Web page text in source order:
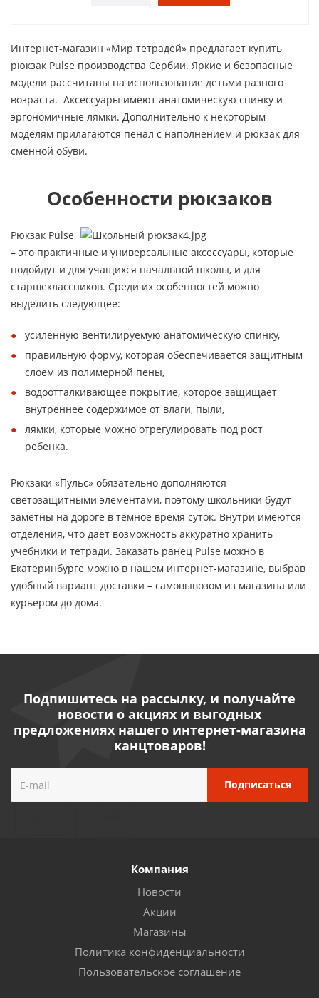
Интернет-магазин «Мир тетрадей» предлагает купить
рюкзак Pulse производства Сербии. Яркие и безопасные
модели рассчитаны на использование детьми разного
возраста. Аксессуары имеют анатомическую спинку и
эргономичные лямки. Дополнительно к некоторым
моделям прилагаются пенал с наполнением и рюкзак для
сменной обуви.
Особенности рюкзаков
Рюкзак Pulse
– это практичные и универсальные аксессуары, которые
подойдут и для учащихся начальной школы, и для
старшеклассников. Среди их особенностей можно
выделить следующее:
усиленную вентилируемую анатомическую спинку,
правильную форму, которая обеспечивается защитным
слоем из полимерной пены,
водоотталкивающее покрытие, которое защищает
внутреннее содержимое от влаги, пыли,
лямки, которые можно отрегулировать под рост
ребенка.
Рюкзаки «Пульс» обязательно дополняются
светозащитными элементами, поэтому школьники будут
заметны на дороге в темное время суток. Внутри имеются
отделения, что дает возможность аккуратно хранить
учебники и тетради. Заказать ранец Pulse можно в
Екатеринбурге можно в нашем интернет-магазине, выбрав
удобный вариант доставки – самовывозом из магазина или
курьером до дома.
Подпишитесь на рассылку, и получайте
новости о акциях и выгодных
предложениях нашего интернет-магазина
канцтоваров!
Компания
Новости
Акции
Магазины
Политика конфиденциальности
Пользовательское соглашение